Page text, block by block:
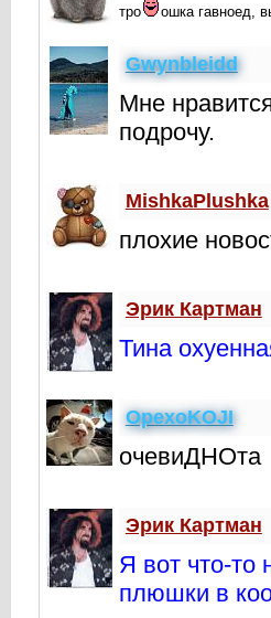
тро ошка гавноед,
Gwynbleidd
Мне
подрочу.
MishkaPlushka
плохие
Эрик Картман
Тина
OpexoKOJI
очевиДНОта
Эрик Картман
Я вот что-то
плюшки в